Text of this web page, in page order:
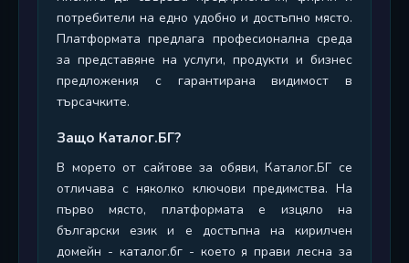
потребители на едно удобно и достъпно място.
Платформата предлага професионална среда
за представяне на услуги, продукти и бизнес
предложения с гарантирана видимост в
търсачките.
Защо Каталог.БГ?
В морето от сайтове за обяви, Каталог.БГ се
отличава с няколко ключови предимства. На
първо място, платформата е изцяло на
български език и е достъпна на кирилчен
домейн - каталог.бг - което я прави лесна за